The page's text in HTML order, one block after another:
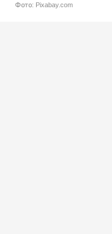
Фото: Pixabay.com